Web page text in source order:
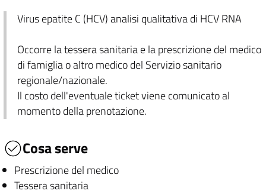
Virus epatite C (HCV) analisi qualitativa di HCV RNA
Occorre la tessera sanitaria e la prescrizione del medico
di famiglia o altro medico del Servizio sanitario
regionale/nazionale.
Il costo dell'eventuale ticket viene comunicato al
momento della prenotazione.
Cosa serve
Prescrizione del medico
Tessera sanitaria